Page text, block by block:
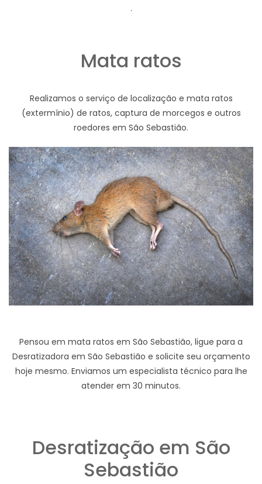
.
Mata ratos
Realizamos o serviço de localização e mata ratos
(extermínio) de ratos, captura de morcegos e outros
roedores em São Sebastião.
Pensou em mata ratos em São Sebastião, ligue para a
Desratizadora em São Sebastião e solicite seu orçamento
hoje mesmo. Enviamos um especialista técnico para lhe
atender em 30 minutos.
Desratização em São
Sebastião